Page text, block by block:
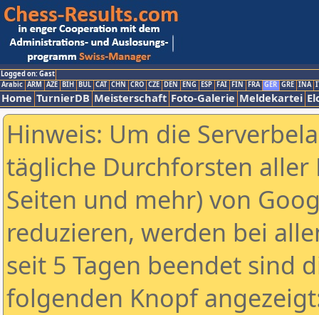
Logged on: Gast
Arabic ARM AZE BIH BUL CAT CHN CRO CZE DEN ENG ESP FAI FIN FRA GER GRE INA
Home TurnierDB Meisterschaft Foto-Galerie Meldekartei
Hinweis: Um die
tägliche Durchforsten aller
Seiten und mehr) von
reduzieren, werden bei
seit 5 Tagen beendet sind
folgenden Knopf